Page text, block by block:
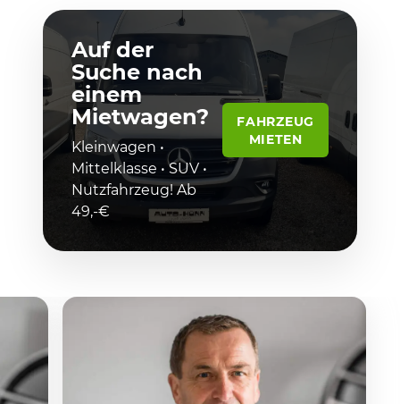
Auf der
Suche nach
einem
Mietwagen?
Kleinwagen •
Mittelklasse • SUV •
Nutzfahrzeug! Ab
49,-€
FAHRZEUG
MIETEN